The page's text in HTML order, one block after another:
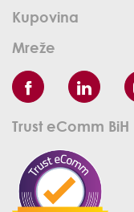
Kupovina
Mreže
Trust eComm BiH